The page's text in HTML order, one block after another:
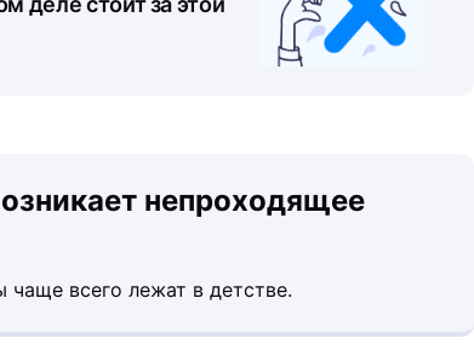
непроходящее
всего лежат в детстве.